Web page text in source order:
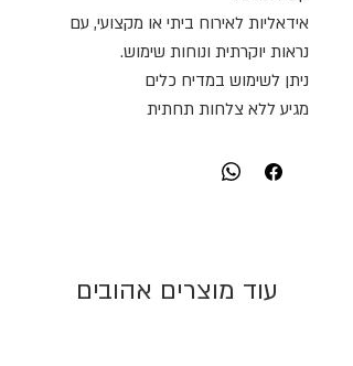
אידאליות לאירוח ביתי או מקצועי, עם
נראות יוקרתית ונוחות שימוש.
ניתן לשימוש במדיח כלים
מגיע ללא צלחות תחתית
עוד מוצרים אהובים